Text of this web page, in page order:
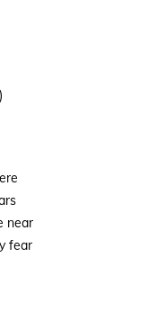
near
fear